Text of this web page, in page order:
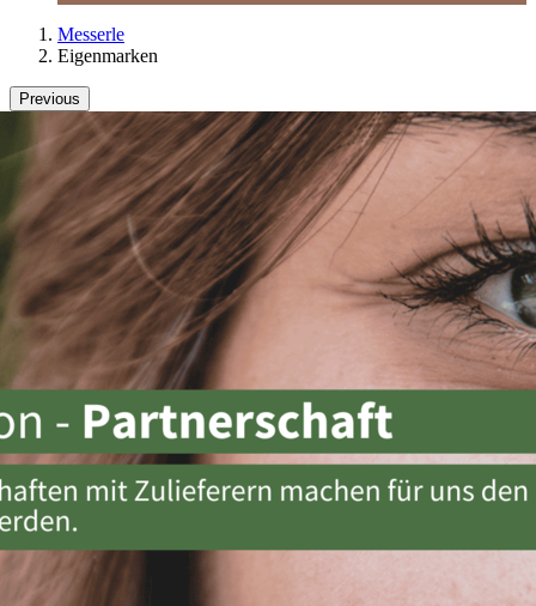
Messerle
Eigenmarken
Previous